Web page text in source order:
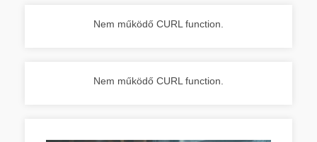
Nem működő CURL function.
Nem működő CURL function.